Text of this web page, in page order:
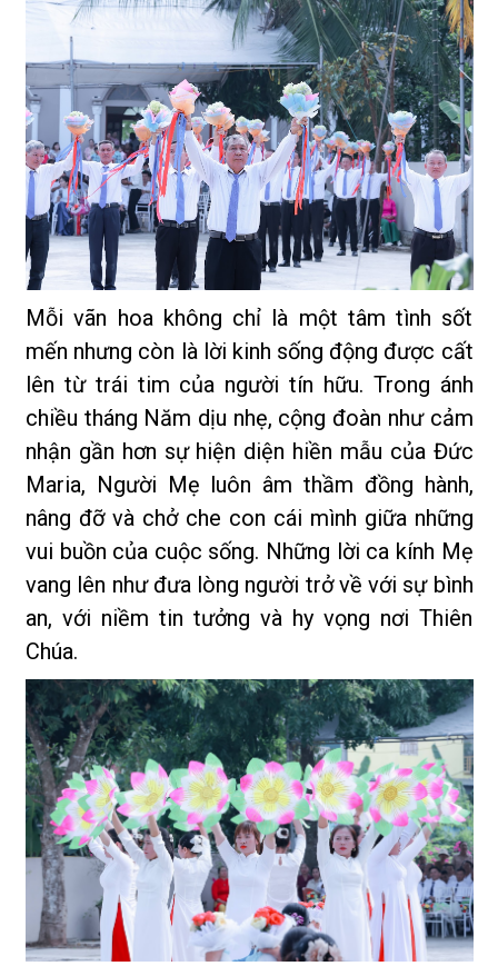
Mỗi vãn hoa không chỉ là một tâm tình sốt
mến nhưng còn là lời kinh sống động được cất
lên từ trái tim của người tín hữu. Trong ánh
chiều tháng Năm dịu nhẹ, cộng đoàn như cảm
nhận gần hơn sự hiện diện hiền mẫu của Đức
Maria, Người Mẹ luôn âm thầm đồng hành,
nâng đỡ và chở che con cái mình giữa những
vui buồn của cuộc sống. Những lời ca kính Mẹ
vang lên như đưa lòng người trở về với sự bình
an, với niềm tin tưởng và hy vọng nơi Thiên
Chúa.